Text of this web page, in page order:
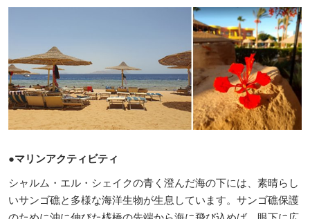
●マリンアクティビティ
シャルム・エル・シェイクの青く澄んだ海の下には、素晴らし
いサンゴ礁と多様な海洋生物が生息しています。サンゴ礁保護